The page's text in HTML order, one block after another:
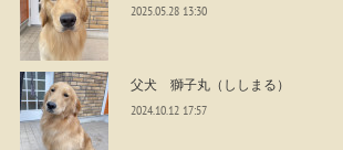
2025.05.28 13:30
父犬 獅子丸（ししまる）
2024.10.12 17:57